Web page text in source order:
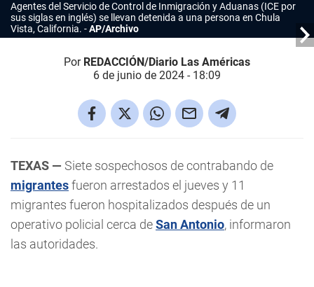
Agentes del Servicio de Control de Inmigración y Aduanas (ICE por
sus siglas en inglés) se llevan detenida a una persona en Chula
Vista, California.
AP/Archivo
Por REDACCIÓN/Diario Las Américas
6 de junio de 2024 - 18:09
TEXAS — Siete sospechosos de contrabando de
migrantesfueron arrestados el jueves y 11
migrantes fueron hospitalizados después de un
operativo policial cerca deSan Antonio, informaron
las autoridades.